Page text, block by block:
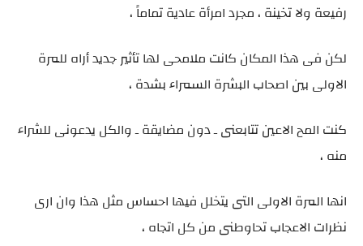
رفيعة ولا تخينة ، مجرد امرأة عادية تماماً ،
لكن فى هذا المكان كانت ملامحى لها تأثير جديد أراه للمرة
الاولى بين اصحاب البشرة السمراء بشدة ،
كنت المح الاعين تتابعنى ـ دون مضايقة ـ والكل يدعونى للشراء
منه ،
انها المرة الاولى التى يتخلل فيها احساس مثل هذا وان ارى
نظرات الاعجاب تحاوطنى من كل اتجاه ،